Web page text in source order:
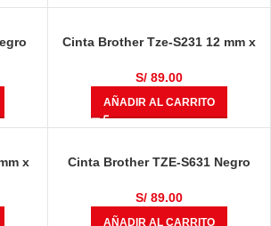
Cinta Brother Tze-S231 12 mm x
Industrial
S/ 89.00
AÑADIR AL CARRITO
x
Cinta Brother TZE-S631 Negro
S/ 89.00
AÑADIR AL CARRITO